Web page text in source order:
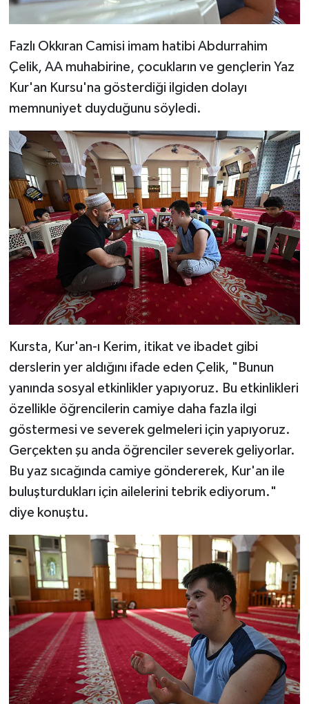
Fazlı Okkıran Camisi imam hatibi Abdurrahim
Çelik, AA muhabirine, çocukların ve gençlerin Yaz
Kur'an Kursu'na gösterdiği ilgiden dolayı
memnuniyet duyduğunu söyledi.
Kursta, Kur'an-ı Kerim, itikat ve ibadet gibi
derslerin yer aldığını ifade eden Çelik, "Bunun
yanında sosyal etkinlikler yapıyoruz. Bu etkinlikleri
özellikle öğrencilerin camiye daha fazla ilgi
göstermesi ve severek gelmeleri için yapıyoruz.
Gerçekten şu anda öğrenciler severek geliyorlar.
Bu yaz sıcağında camiye göndererek, Kur'an ile
buluşturdukları için ailelerini tebrik ediyorum."
diye konuştu.
Çorum Müftülüğü
Denizli Müftülüğü
Diyarbakır Müftülüğü
Edirne Müftülüğü
Elazığ Müftülüğü
Erzincan Müftülüğü
Erzurum Müftülüğü
Eskişehir Müftülüğü
Giresun Müftülüğü
Gümüşhane Müftülüğü
Hatay Müftülüğü
Iğdır Müftülüğü
Isparta Müftülüğü
İstanbul Müftülüğü
İzmir Müftülüğü
Kahramanmaraş Müftülüğü
Karabük Müftülüğü
Biyografiler
Diyanet TV
İhtida Haberleri